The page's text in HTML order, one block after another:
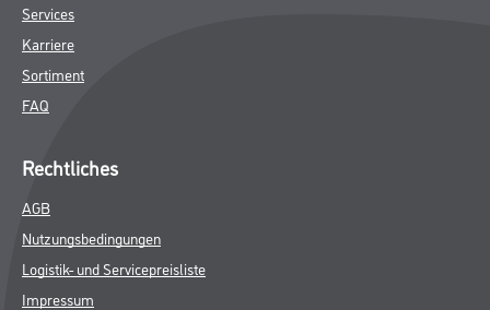
Services
Karriere
Sortiment
FAQ
Rechtliches
AGB
Nutzungsbedingungen
Logistik- und Servicepreisliste
Impressum